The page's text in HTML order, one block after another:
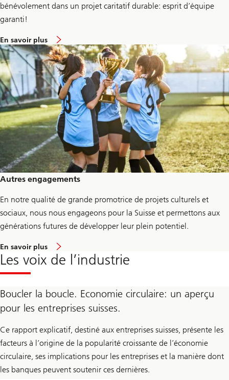
i
bénévolement dans un projet caritatif durable: esprit d’équipe
garanti!
En savoir plus
b
o
u
t
H
e
l
p
e
t
i
c
a
f
o
r
S
M
s
Autres engagements
En notre qualité de grande promotrice de projets culturels et
sociaux, nous nous engageons pour la Suisse et permettons aux
générations futures de développer leur plein potentiel.
En savoir plus
b
t
e
E
n
g
g
e
m
Les voix de l’industrie
Boucler la boucle. Economie circulaire: un aperçu
pour les entreprises suisses.
Ce rapport explicatif, destiné aux entreprises suisses, présente les
facteurs à l’origine de la popularité croissante de l’économie
circulaire, ses implications pour les entreprises et la manière dont
les banques peuvent soutenir ces dernières.